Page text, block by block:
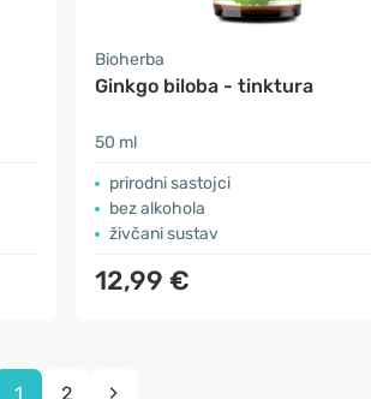
Bioherba
Ginkgo biloba - tinktura
50 ml
prirodni sastojci
bez alkohola
živčani sustav
12,99 €
1 2